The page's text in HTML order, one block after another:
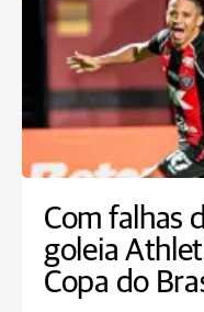
Com falhas
goleia
Copa do